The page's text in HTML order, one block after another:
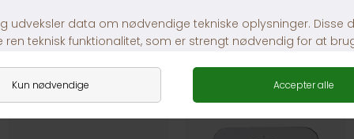
Dogman Safarimus
DKK 35,00
Trixie Drillepind Stjerne & 3 Bolde